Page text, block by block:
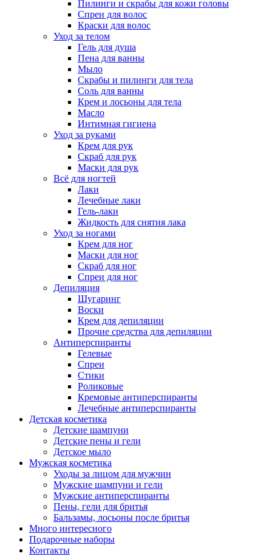
Пилинги и скрабы для кожи головы
Спреи для волос
Краски для волос
Уход за телом
Гель для душа
Пена для ванны
Мыло
Скрабы и пилинги для тела
Соль для ванны
Крем и лосьоны для тела
Масло
Интимная гигиена
Уход за руками
Крем для рук
Скраб для рук
Маски для рук
Всё для ногтей
Лаки
Лечебные лаки
Гель-лаки
Жидкость для снятия лака
Уход за ногами
Крем для ног
Маски для ног
Скраб для ног
Спреи для ног
Депиляция
Шугаринг
Воски
Крем для депиляции
Прочие средства для депиляции
Антиперспиранты
Гелевые
Спреи
Стики
Роликовые
Кремовые антиперспиранты
Лечебные антиперспиранты
Детская косметика
Детские шампуни
Детские пены и гели
Детское мыло
Мужская косметика
Уходы за лицом для мужчин
Мужские шампуни и гели
Мужские антиперспиранты
Пены, гели для бритья
Бальзамы, лосьоны после бритья
Много интересного
Подарочные наборы
Контакты